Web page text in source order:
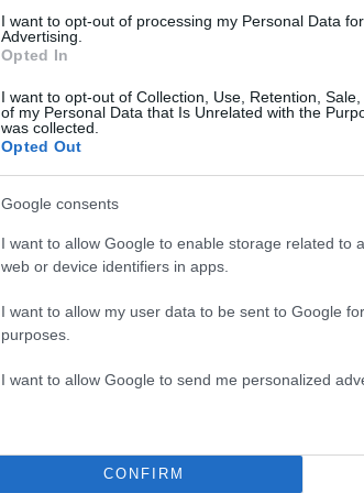
I want to opt-out of processing my Personal Data
Advertising.
Opted In
I want to opt-out of Collection, Use, Retention,
of my Personal Data that Is Unrelated with the
was collected.
Opted Out
Google consents
I want to allow Google to enable storage related to
web or device identifiers in apps.
I want to allow my user data to be sent to Google
purposes.
I want to allow Google to send me personalized
CONFIRM